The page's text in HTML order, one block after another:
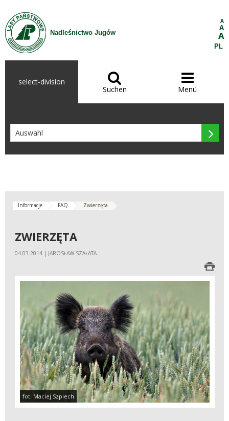
Zum Inhalt wechseln
Nadleśnictwo Jugów
A
A
A
PL
select-division 
Suchen

Menü

Informacje FAQ Zwierzęta
ZWIERZĘTA
04.03.2014 | JAROSŁAW SZAŁATA
fot. Maciej Szpiech